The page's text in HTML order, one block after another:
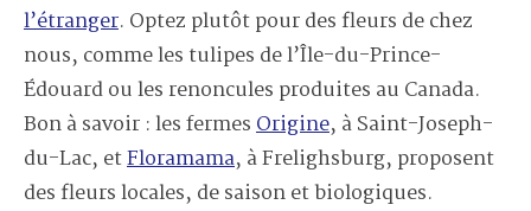
l’étranger. Optez plutôt pour des fleurs de chez
nous, comme les tulipes de l’Île-du-Prince-
Édouard ou les renoncules produites au Canada.
Bon à savoir : les fermesOrigine, à Saint-Joseph-
du-Lac, etFloramama, à Frelighsburg, proposent
des fleurs locales, de saison et biologiques.